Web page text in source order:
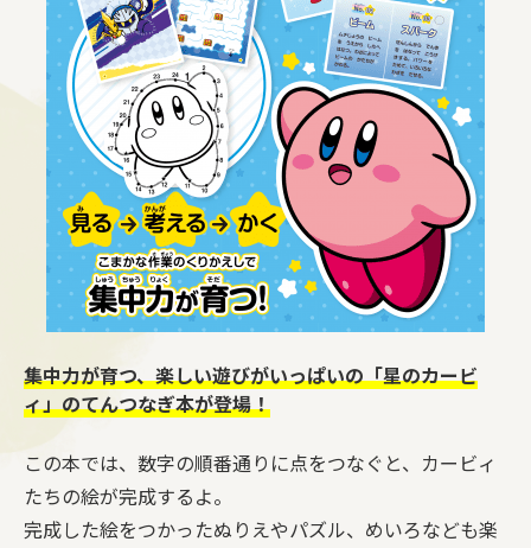
集中力が育つ、楽しい遊びがいっぱいの「星のカービ
ィ」のてんつなぎ本が登場！
この本では、数字の順番通りに点をつなぐと、カービィ
たちの絵が完成するよ。
完成した絵をつかったぬりえやパズル、めいろなども楽